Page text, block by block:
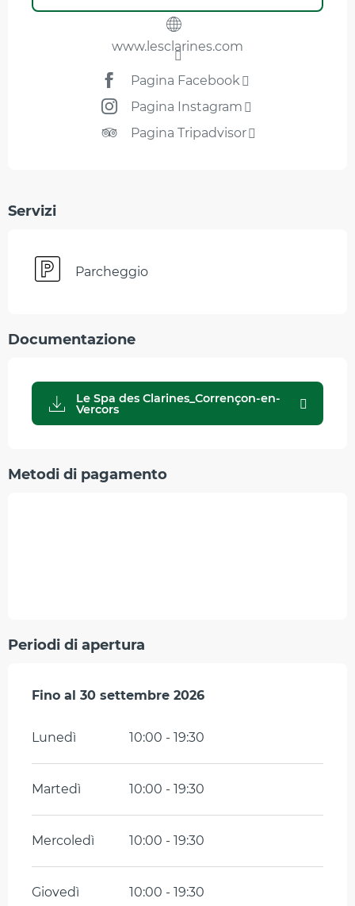
www.lesclarines.com
Pagina Facebook
Pagina Instagram
Pagina Tripadvisor
Servizi
Parcheggio
Documentazione
Le Spa des Clarines_Corrençon-en-
Vercors
Metodi di pagamento
Periodi di apertura
Dal13 aprile 2026al30 settembre 2026
Fino al 30 settembre 2026
Lunedì 10:00 - 19:30
Martedì 10:00 - 19:30
Mercoledì 10:00 - 19:30
Giovedì 10:00 - 19:30